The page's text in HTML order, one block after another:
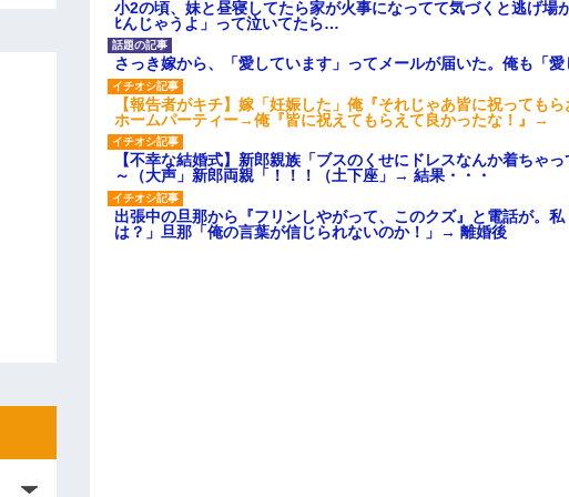
小2の頃、妹と昼寝してたら家が火事になってて気づくと逃げ場
ﾋんじゃうよ」って泣いてたら…
さっき嫁から、「愛しています」ってメールが届いた。俺も「
【報告者がキチ】嫁「妊娠した」俺『それじゃあ皆に祝っても
ホームパーティー→俺『皆に祝えてもらえて良かったな！』→
【不幸な結婚式】新郎親族「ブスのくせにドレスなんか着ちゃ
～（大声」新郎両親「！！！（土下座」→ 結果・・・
出張中の旦那から『フリンしやがって、このクズ』と電話が。
は？」旦那「俺の言葉が信じられないのか！」→ 離婚後